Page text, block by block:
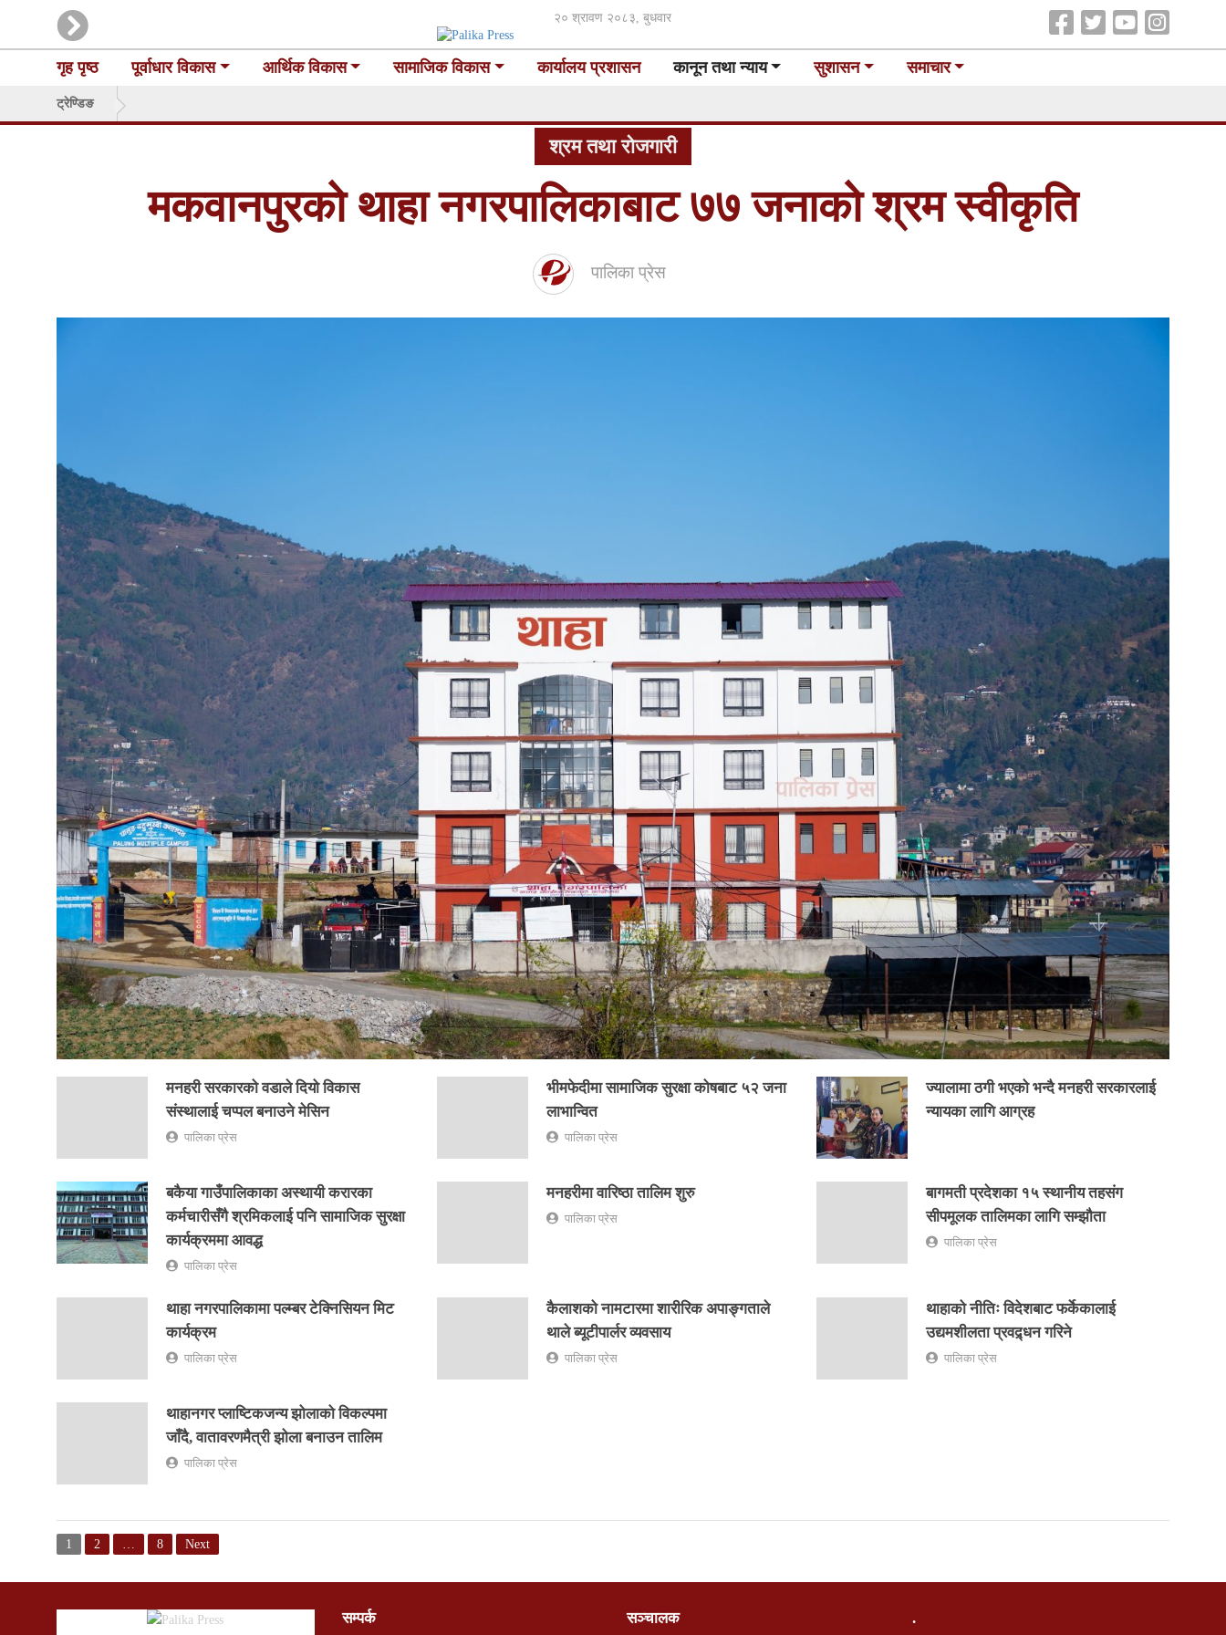
२० श्रावण २०८३, बुधवार
गृह पृष्ठ पूर्वाधार विकास आर्थिक विकास सामाजिक विकास कार्यालय प्रशासन कानून तथा न्याय सुशासन समाचार
ट्रेण्डिङ
श्रम तथा रोजगारी
मकवानपुरको थाहा नगरपालिकाबाट ७७ जनाको श्रम स्वीकृति
पालिका प्रेस
मनहरी सरकारको वडाले दियो विकास
संस्थालाई चप्पल बनाउने मेसिन
पालिका प्रेस
भीमफेदीमा सामाजिक सुरक्षा कोषबाट ५२ जना
लाभान्वित
पालिका प्रेस
ज्यालामा ठगी भएको भन्दै मनहरी सरकारलाई
न्यायका लागि आग्रह
बकैया गाउँपालिकाका अस्थायी करारका
कर्मचारीसँगै श्रमिकलाई पनि सामाजिक सुरक्षा
कार्यक्रममा आवद्ध
पालिका प्रेस
मनहरीमा वारिष्ठा तालिम शुरु
पालिका प्रेस
बागमती प्रदेशका १५ स्थानीय तहसंग
सीपमूलक तालिमका लागि सम्झौता
पालिका प्रेस
थाहा नगरपालिकामा पल्म्बर टेक्निसियन मिट
कार्यक्रम
पालिका प्रेस
कैलाशको नामटारमा शारीरिक अपाङ्गताले
थाले ब्यूटीपार्लर व्यवसाय
पालिका प्रेस
थाहाको नीतिः विदेशबाट फर्केकालाई
उद्यमशीलता प्रवद्र्धन गरिने
पालिका प्रेस
थाहानगर प्लाष्टिकजन्य झोलाको विकल्पमा
जाँदै, वातावरणमैत्री झोला बनाउन तालिम
पालिका प्रेस
1 2 … 8 Next
सम्पर्क सञ्चालक .